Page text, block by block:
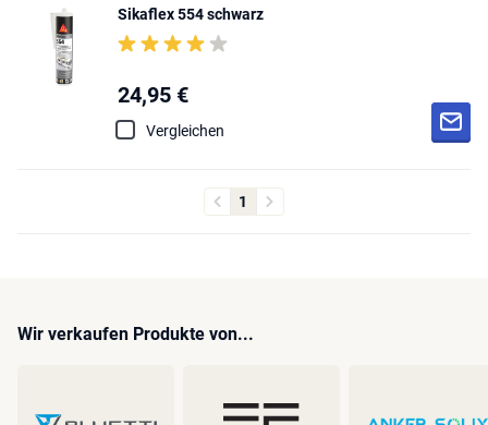
Sikaflex 554 schwarz
24,95 €
Vergleichen
1
Wir verkaufen Produkte von...